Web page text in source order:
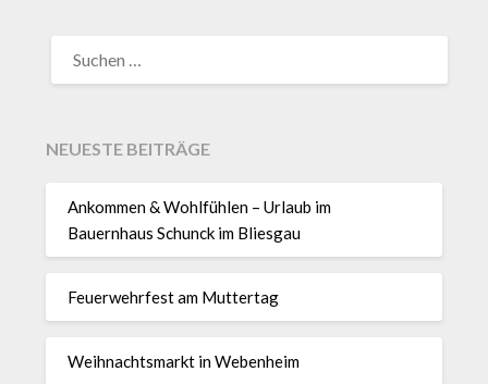
NACH:
NEUESTE BEITRÄGE
Ankommen & Wohlfühlen – Urlaub im
Bauernhaus Schunck im Bliesgau
Feuerwehrfest am Muttertag
Weihnachtsmarkt in Webenheim